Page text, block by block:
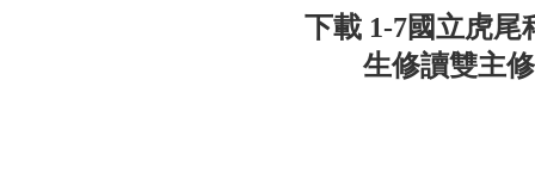
下載 1-7國立虎尾
生修讀雙主